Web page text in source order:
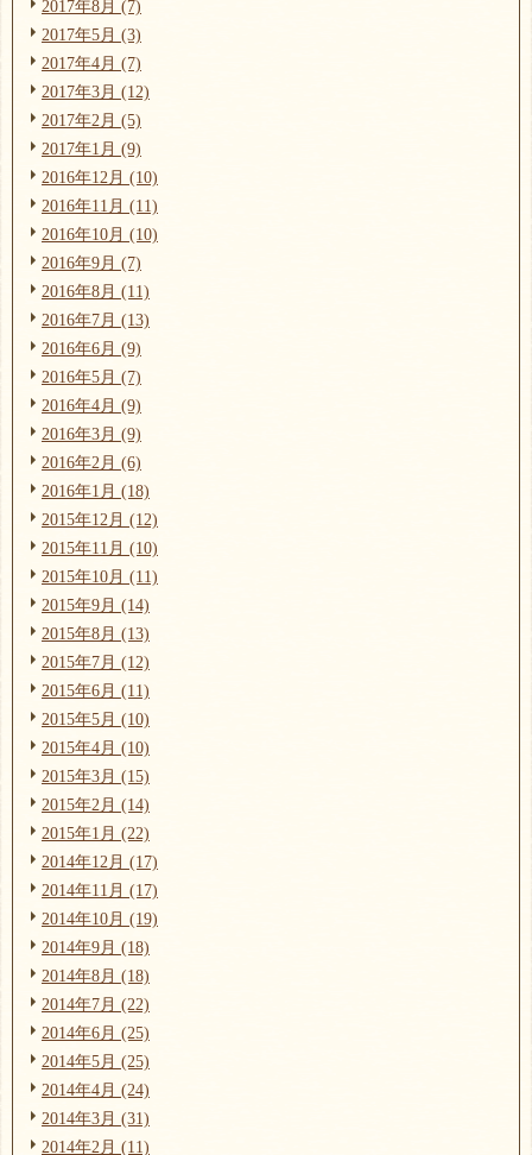
2017年8月 (7)
2017年5月 (3)
2017年4月 (7)
2017年3月 (12)
2017年2月 (5)
2017年1月 (9)
2016年12月 (10)
2016年11月 (11)
2016年10月 (10)
2016年9月 (7)
2016年8月 (11)
2016年7月 (13)
2016年6月 (9)
2016年5月 (7)
2016年4月 (9)
2016年3月 (9)
2016年2月 (6)
2016年1月 (18)
2015年12月 (12)
2015年11月 (10)
2015年10月 (11)
2015年9月 (14)
2015年8月 (13)
2015年7月 (12)
2015年6月 (11)
2015年5月 (10)
2015年4月 (10)
2015年3月 (15)
2015年2月 (14)
2015年1月 (22)
2014年12月 (17)
2014年11月 (17)
2014年10月 (19)
2014年9月 (18)
2014年8月 (18)
2014年7月 (22)
2014年6月 (25)
2014年5月 (25)
2014年4月 (24)
2014年3月 (31)
2014年2月 (11)